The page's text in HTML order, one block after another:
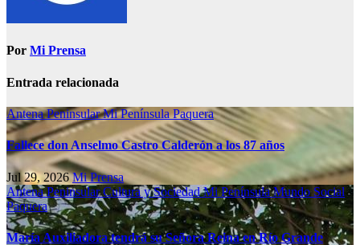
Por Mi Prensa
Entrada relacionada
Antena PeninsularMi PenínsulaPaquera
Fallece don Anselmo Castro Calderón a los 87 años
Jul 29, 2026Mi Prensa
Antena PeninsularCultura y SociedadMi PenínsulaMundo Social
Paquera
María Auxiliadora tendrá su Señora Reina en Río Grande